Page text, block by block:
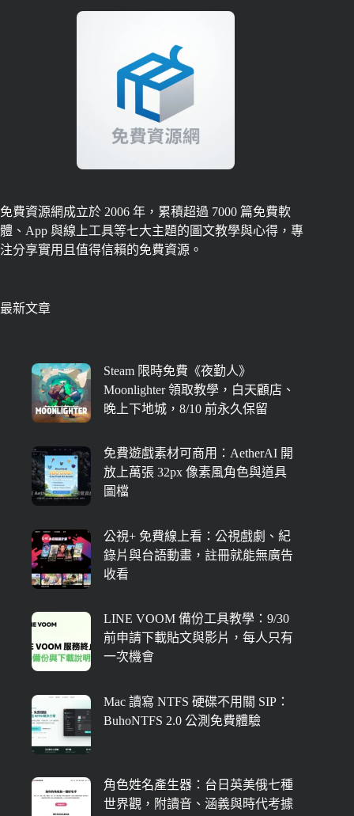
免費資源網成立於 2006 年，累積超過 7000 篇免費軟
體、App 與線上工具等七大主題的圖文教學與心得，專
注分享實用且值得信賴的免費資源。
最新文章
Steam 限時免費《夜勤人》
Moonlighter 領取教學，白天顧店、
晚上下地城，8/10 前永久保留
免費遊戲素材可商用：AetherAI 開
放上萬張 32px 像素風角色與道具
圖檔
公視+ 免費線上看：公視戲劇、紀
錄片與台語動畫，註冊就能無廣告
收看
LINE VOOM 備份工具教學：9/30
前申請下載貼文與影片，每人只有
一次機會
Mac 讀寫 NTFS 硬碟不用關 SIP：
BuhoNTFS 2.0 公測免費體驗
角色姓名產生器：台日英美俄七種
世界觀，附讀音、涵義與時代考據